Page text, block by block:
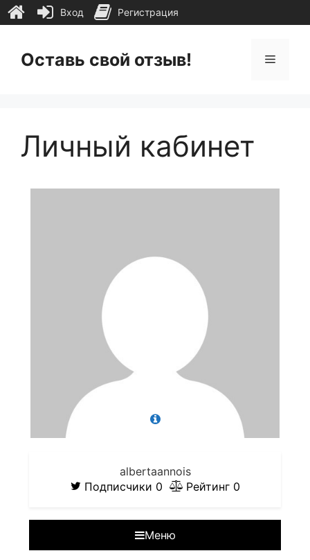
содержимому
Оставь свой отзыв! Меню
Личный кабинет
albertaannois
Подписчики 0 Рейтинг 0
Меню
Вход Регистрация